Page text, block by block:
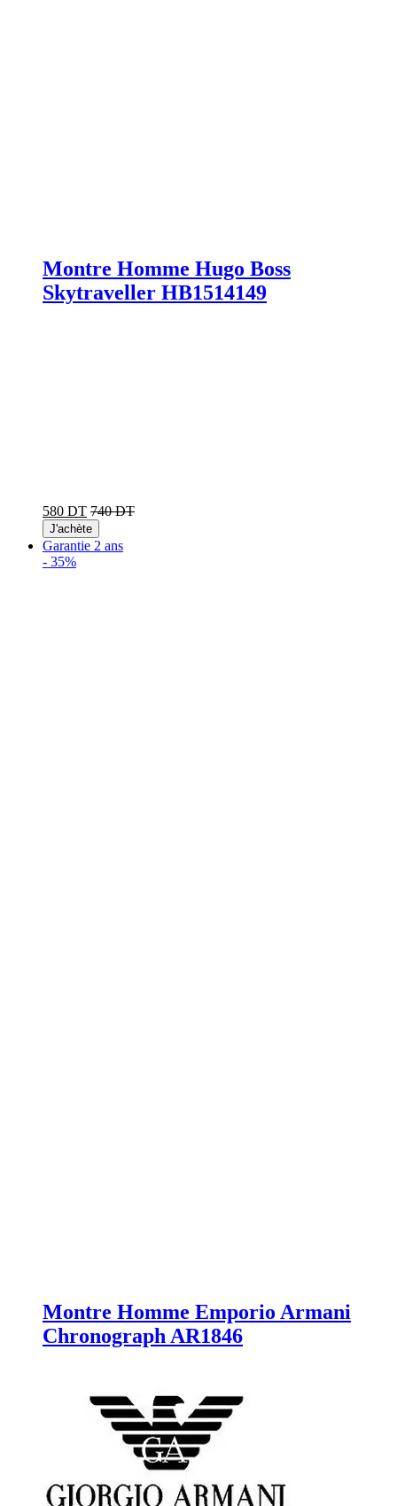
Montre Homme Hugo Boss
Skytraveller HB1514149
580 DT 740 DT
J'achète
Garantie 2 ans
- 35%
Montre Homme Emporio Armani
Chronograph AR1846